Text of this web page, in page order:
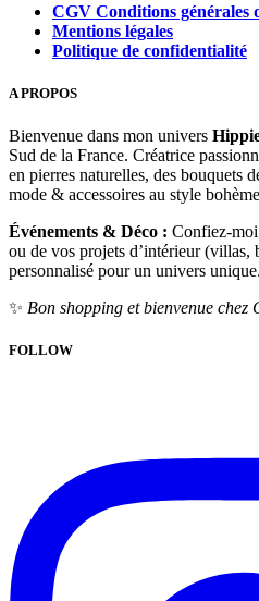
CGV Conditions générales
Mentions légales
Politique de confidentialité
A PROPOS
Bienvenue dans mon univers
Sud de la France. Créatrice
en pierres naturelles, des bouquets
mode & accessoires au style
Événements & Déco : Confiez-
ou de vos projets d’intérieur (villas,
personnalisé pour un univers unique.
✨ Bon shopping et bienvenue chez
FOLLOW